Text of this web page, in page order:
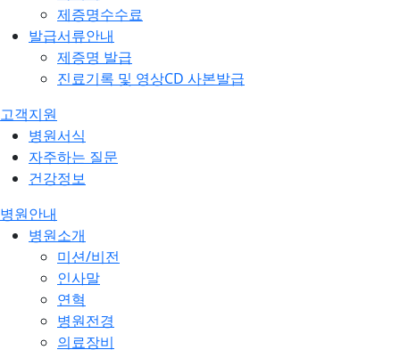
제증명수수료
발급서류안내
제증명 발급
진료기록 및 영상CD 사본발급
고객지원
병원서식
자주하는 질문
건강정보
병원안내
병원소개
미션/비전
인사말
연혁
병원전경
의료장비